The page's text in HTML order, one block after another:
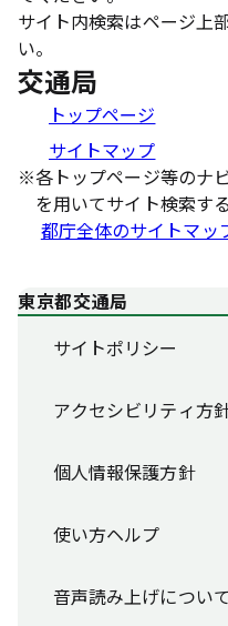
サイト内検索はページ上
い。
交通局
トップページ
サイトマップ
※各トップページ等のナ
を用いてサイト検索す
都庁全体のサイトマッ
東京都交通局
サイトポリシー
アクセシビリティ方
個人情報保護方針
使い方ヘルプ
音声読み上げについて